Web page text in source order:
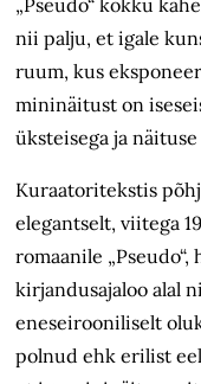
„Pseudo“ kokku
nii palju, et igale
ruum, kus
mininäitust on
üksteisega ja
Kuraatoritekstis
elegantselt, viitega
romaanile
kirjandusajaloo alal
eneseirooniliselt
polnudehk erilist